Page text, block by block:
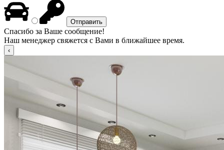
Спасибо за Ваше сообщение!
Наш менеджер свяжется с Вами в ближайшее время.